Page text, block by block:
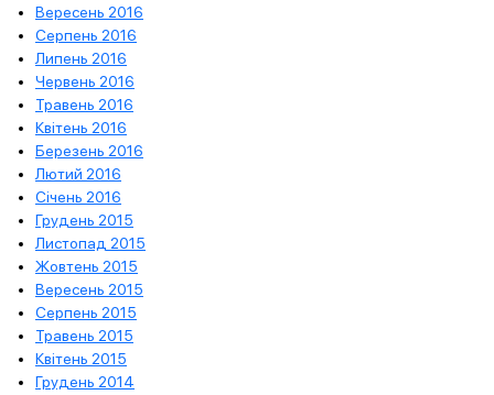
Вересень 2016
Серпень 2016
Липень 2016
Червень 2016
Травень 2016
Квітень 2016
Березень 2016
Лютий 2016
Січень 2016
Грудень 2015
Листопад 2015
Жовтень 2015
Вересень 2015
Серпень 2015
Травень 2015
Квітень 2015
Грудень 2014